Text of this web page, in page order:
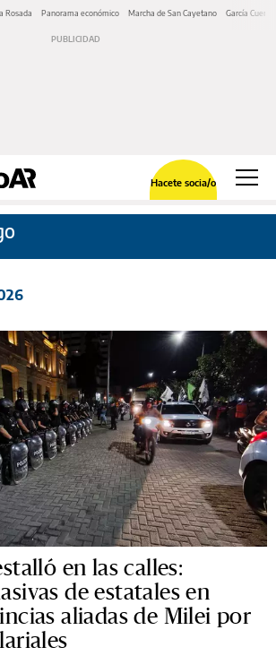
Rosada Panorama económico Marcha de San Cayetano García Cuerva
Hacete socia/o
en las calles:
de estatales en
aliadas de Milei por